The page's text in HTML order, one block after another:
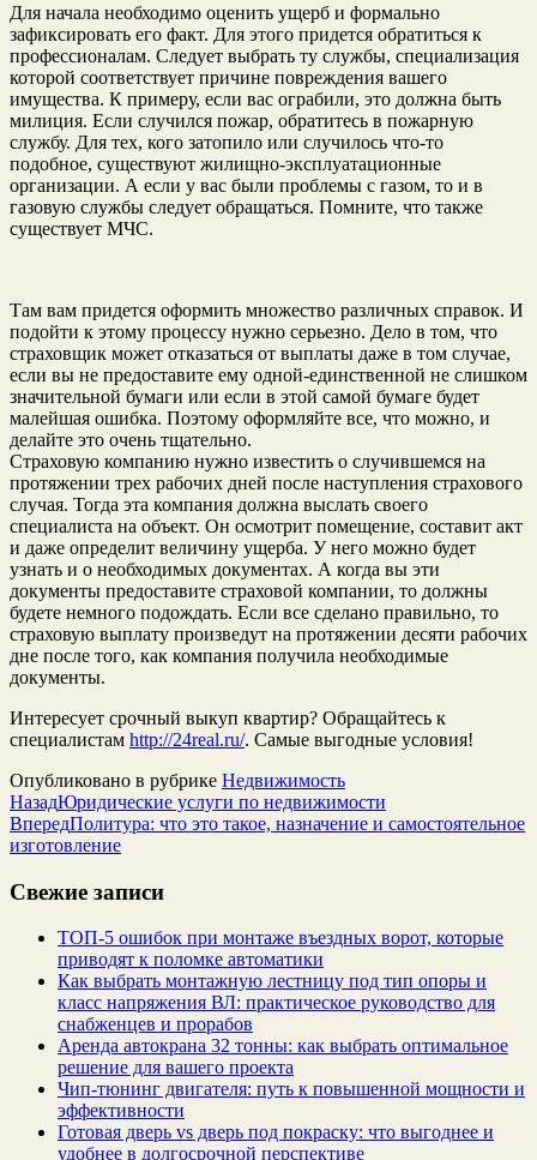
Для начала необходимо оценить ущерб и формально
зафиксировать его факт. Для этого придется обратиться к
профессионалам. Следует выбрать ту службы, специализация
которой соответствует причине повреждения вашего
имущества. К примеру, если вас ограбили, это должна быть
милиция. Если случился пожар, обратитесь в пожарную
службу. Для тех, кого затопило или случилось что-то
подобное, существуют жилищно-эксплуатационные
организации. А если у вас были проблемы с газом, то и в
газовую службы следует обращаться. Помните, что также
существует МЧС.
Там вам придется оформить множество различных справок. И
подойти к этому процессу нужно серьезно. Дело в том, что
страховщик может отказаться от выплаты даже в том случае,
если вы не предоставите ему одной-единственной не слишком
значительной бумаги или если в этой самой бумаге будет
малейшая ошибка. Поэтому оформляйте все, что можно, и
делайте это очень тщательно.
Страховую компанию нужно известить о случившемся на
протяжении трех рабочих дней после наступления страхового
случая. Тогда эта компания должна выслать своего
специалиста на объект. Он осмотрит помещение, составит акт
и даже определит величину ущерба. У него можно будет
узнать и о необходимых документах. А когда вы эти
документы предоставите страховой компании, то должны
будете немного подождать. Если все сделано правильно, то
страховую выплату произведут на протяжении десяти рабочих
дне после того, как компания получила необходимые
документы.
Интересует срочный выкуп квартир? Обращайтесь к
специалистам http://24real.ru/. Самые выгодные условия!
Опубликовано в рубрике Недвижимость
НазадЮридические услуги по недвижимости
ВпередПолитура: что это такое, назначение и самостоятельное
изготовление
Свежие записи
ТОП-5 ошибок при монтаже въездных ворот, которые
приводят к поломке автоматики
Как выбрать монтажную лестницу под тип опоры и
класс напряжения ВЛ: практическое руководство для
снабженцев и прорабов
Аренда автокрана 32 тонны: как выбрать оптимальное
решение для вашего проекта
Чип‑тюнинг двигателя: путь к повышенной мощности и
эффективности
Готовая дверь vs дверь под покраску: что выгоднее и
удобнее в долгосрочной перспективе